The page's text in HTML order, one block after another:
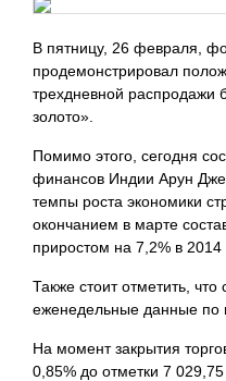
В пятницу, 26 февраля,
продемонстрировал
трехдневной распродажи
золото».
Помимо этого, сегодня
финансов Индии Арун
темпы роста экономики
окончанием в марте
приростом на 7,2% в 2014
Также стоит отметить,
еженедельные данные по
На момент закрытия
0,85% до отметки 7